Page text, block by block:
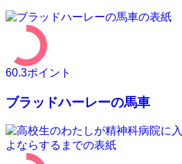
60.3ポイント
ブラッドハーレーの馬車